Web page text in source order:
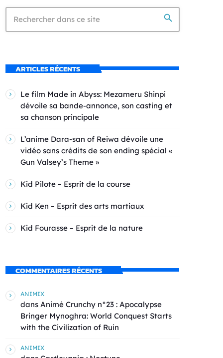
search
ARTICLES RÉCENTS
Le film Made in Abyss: Mezameru Shinpi
dévoile sa bande-annonce, son casting et
sa chanson principale
L’anime Dara-san of Reiwa dévoile une
vidéo sans crédits de son ending spécial «
Gun Valsey’s Theme »
Kid Pilote – Esprit de la course
Kid Ken – Esprit des arts martiaux
Kid Fourasse – Esprit de la nature
COMMENTAIRES RÉCENTS
ANIMIX
dans Animé Crunchy n°23 : Apocalypse
Bringer Mynoghra: World Conquest Starts
with the Civilization of Ruin
ANIMIX